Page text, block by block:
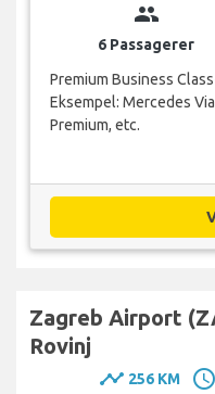
group
6 Passagerer
Premium Business
Eksempel: Mercedes
Premium, etc.
Zagreb Airport
Rovinj
timeline 256 KM schedule